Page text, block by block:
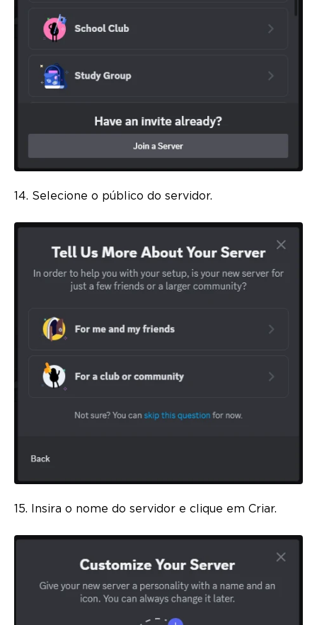
14. Selecione o público do servidor.
15. Insira o nome do servidor e clique em Criar.